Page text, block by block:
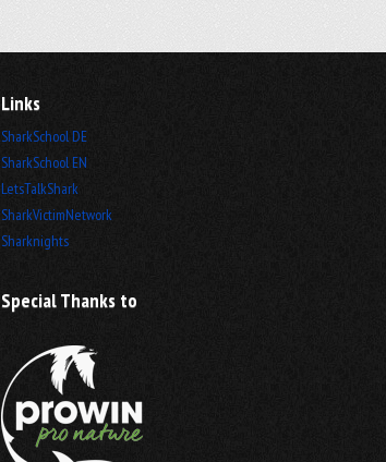
Links
SharkSchool DE
SharkSchool EN
LetsTalkShark
SharkVictimNetwork
Sharknights
Special Thanks to